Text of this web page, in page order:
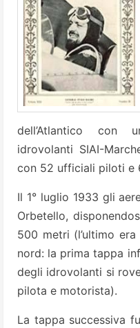
dell’Atlantico con
idrovolanti SIAI-
con 52 ufficiali piloti e
Il 1° luglio 1933 gli
Orbetello,
500 metri (l’ultimo
nord: la prima tappa
degli idrovolanti si
pilota e motorista).
La tappa successiva